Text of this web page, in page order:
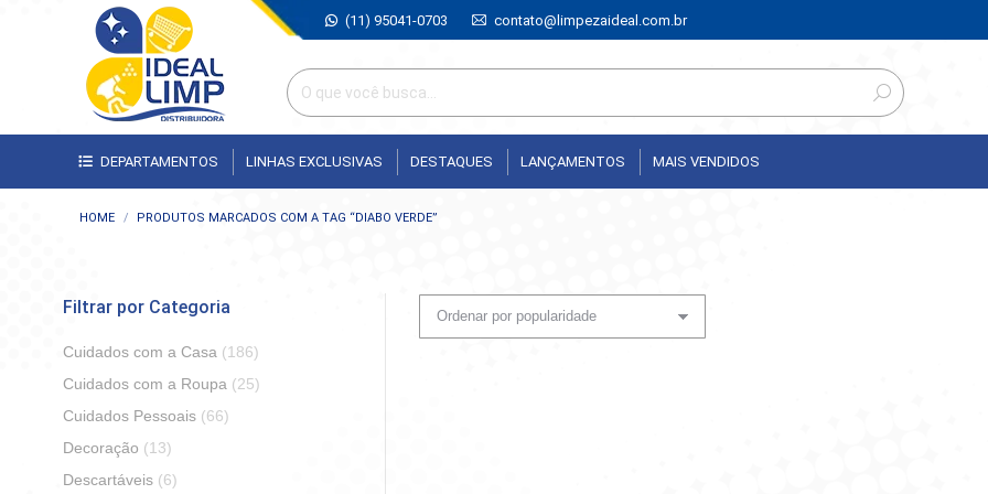
(11) 95041-0703 contato@limpezaideal.com.br
DEPARTAMENTOS LINHAS EXCLUSIVAS DESTAQUES LANÇAMENTOS MAIS VENDIDOS
Você está aqui:
HOME PRODUTOS MARCADOS COM A TAG “DIABO VERDE”
Filtrar por Categoria
Cuidados com a Casa (186)
Cuidados com a Roupa (25)
Cuidados Pessoais (66)
Decoração (13)
Descartáveis (6)